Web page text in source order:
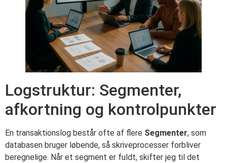
Logstruktur: Segmenter,
afkortning og kontrolpunkter
En transaktionslog består ofte af flere Segmenter, som
databasen bruger løbende, så skriveprocesser forbliver
beregnelige. Når et segment er fuldt, skifter jeg til det